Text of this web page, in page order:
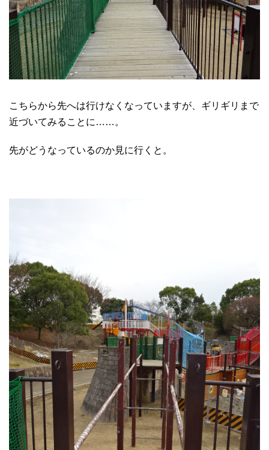
こちらから先へは行けなくなっていますが、ギリギリまで
近づいてみることに……。
先がどうなっているのか見に行くと。